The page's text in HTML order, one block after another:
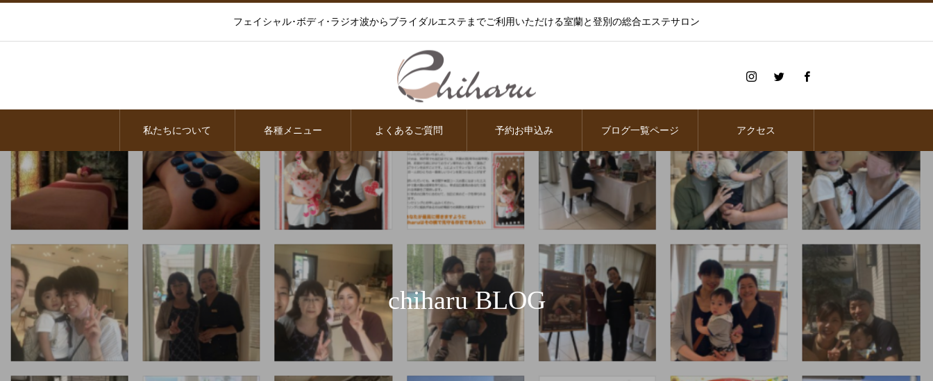
フェイシャル･ボディ･ラジオ波からブライダルエステまでご利用いただける室蘭と登別の総合エステサロン
私たちについて 各種メニュー よくあるご質問 予約お申込み ブログ一覧ページ アクセス
chiharu BLOG